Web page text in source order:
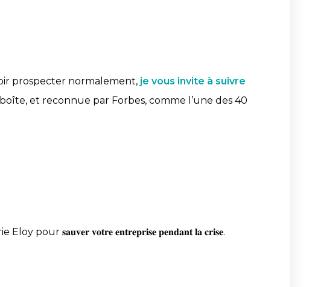
prospecter normalement, je vous invite à suivre
et reconnue par Forbes, comme l’une des 40
𝐬𝐚𝐮𝐯𝐞𝐫 𝐯𝐨𝐭𝐫𝐞 𝐞𝐧𝐭𝐫𝐞𝐩𝐫𝐢𝐬𝐞 𝐩𝐞𝐧𝐝𝐚𝐧𝐭 𝐥𝐚 𝐜𝐫𝐢𝐬𝐞.